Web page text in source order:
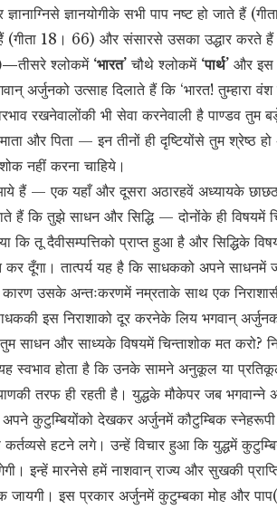
ज्ञानयोगीके सभी पाप नष्ट हो जाते हैं
(गीता 18। 66) और संसारसे उसका उद्धार करते हैं
—तीसरे श्लोकमें ‘भारत’ चौथे श्लोकमें ‘पार्थ’ और इस
अर्जुनको उत्साह दिलाते हैं कि ‘भारत! तुम्हारा
रखनेवालोंकी भी सेवा करनेवाली है पाण्डव तुम
और पिता — इन तीनों ही दृष्टियोंसे तुम श्रेष्ठ हो
नहीं करना चाहिये।
हैं — एक यहाँ और दूसरा अठारहवें अध्यायके
हैं कि तुझे साधन और सिद्धि — दोनोंके ही विषयमें
कि तू दैवीसम्पत्तिको प्राप्त हुआ है और सिद्धिके
कर दूँगा। तात्पर्य यह है कि साधकको अपने साधनमें
कारण उसके अन्तःकरणमें नम्रताके साथ एक
इस निराशाको दूर करनेके लिय भगवान्
साधन और साध्यके विषयमें चिन्ताशोक मत करो?
स्वभाव होता है कि उनके सामने अनुकूल या
तरफ ही रहती है। युद्धके मौकेपर जब
कुटुम्बियोंको देखकर अर्जुनमें कौटुम्बिक स्नेहरूपी
हटने लगे। उन्हें विचार हुआ कि युद्धमें
इन्हें मारनेसे हमें नाशवान् राज्य और सुखकी
जायगी। इस प्रकार अर्जुनमें कुटुम्बका मोह और